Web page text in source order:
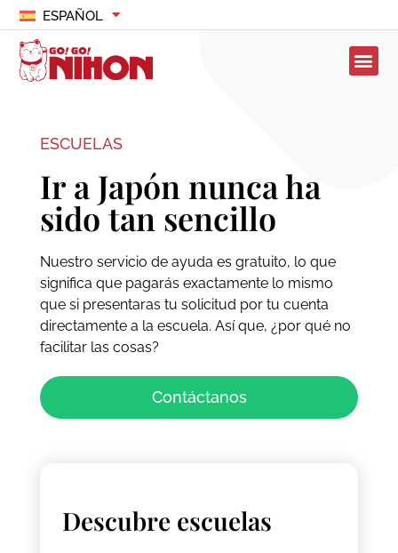
ESPAÑOL
ESCUELAS
Ir a Japón nunca ha
sido tan sencillo
Nuestro servicio de ayuda es gratuito, lo que
significa que pagarás exactamente lo mismo
que si presentaras tu solicitud por tu cuenta
directamente a la escuela. Así que, ¿por qué no
facilitar las cosas?
Contáctanos
Descubre escuelas